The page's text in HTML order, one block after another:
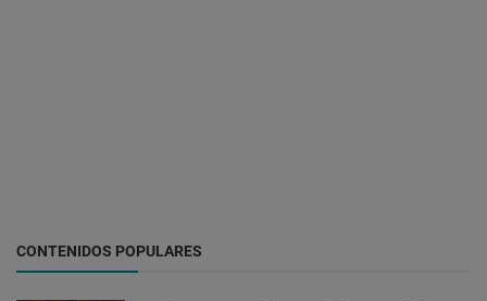
CONTENIDOS POPULARES